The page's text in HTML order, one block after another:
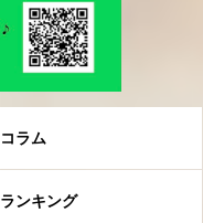
コラム
ランキング